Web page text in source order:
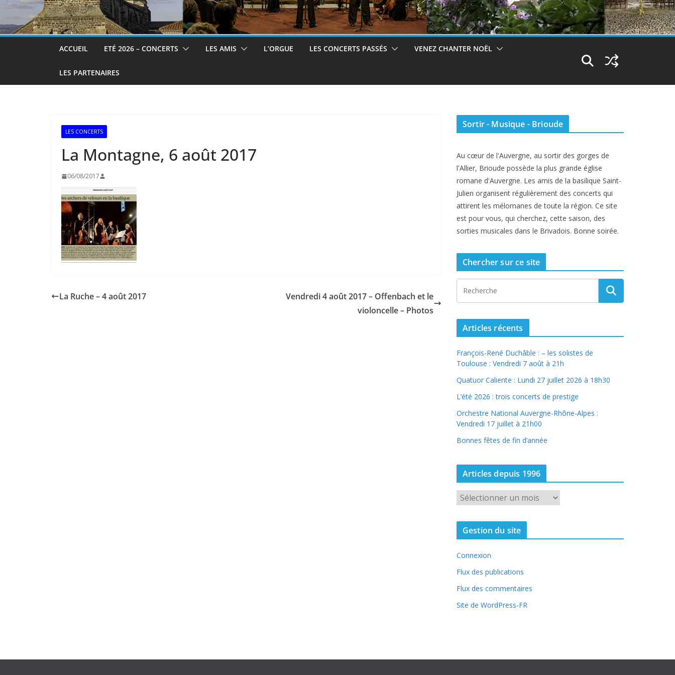
ACCUEIL ETÉ 2026 – CONCERTS LES AMIS L’ORGUE LES CONCERTS PASSÉS VENEZ CHANTER NOËL
LES PARTENAIRES
LES CONCERTS
La Montagne, 6 août 2017
06/08/2017
La Ruche – 4 août 2017
Vendredi 4 août 2017 – Offenbach et le
violoncelle – Photos
Sortir - Musique - Brioude
Au cœur de l'Auvergne, au sortir des gorges de
l'Allier, Brioude possède la plus grande église
romane d'Auvergne. Les amis de la basilique Saint-
Julien organisent régulièrement des concerts qui
attirent les mélomanes de toute la région. Ce site
est pour vous, qui cherchez, cette saison, des
sorties musicales dans le Brivadois. Bonne soirée.
Chercher sur ce site
Articles récents
François-René Duchâble : – les solistes de
Toulouse : Vendredi 7 août à 21h
Quatuor Caliente : Lundi 27 juillet 2026 à 18h30
L’été 2026 : trois concerts de prestige
Orchestre National Auvergne-Rhône-Alpes :
Vendredi 17 juillet à 21h00
Bonnes fêtes de fin d’année
Articles depuis 1996
r
t
l
e
s
e
s
Gestion du site
Connexion
Flux des publications
Flux des commentaires
Site de WordPress-FR